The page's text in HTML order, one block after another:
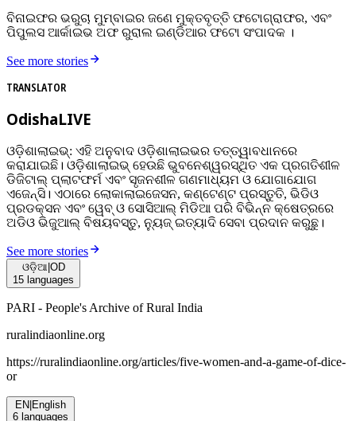
ବିନାଇଫର ଭରୁଚା ମୁମ୍ବାଇର ଜଣେ ମୁକ୍ତବୃତ୍ତି ଫଟୋଗ୍ରାଫର, ଏବଂ
ପିପୁଲସ ଆର୍କାଇଭ ଅଫ ରୁରାଲ ଇଣ୍ଡିଆର ଫଟୋ ସଂପାଦକ ।
See more stories
TRANSLATOR
OdishaLIVE
ଓଡ଼ିଶାଲାଇଭ୍: ଏହି ଅନୁବାଦ ଓଡ଼ିଶାଲାଇଭର ତତ୍ତ୍ୱାବଧାନରେ
କରାଯାଇଛି। ଓଡ଼ିଶାଲାଇଭ୍ ହେଉଛି ଭୁବନେଶ୍ୱରସ୍ଥିତ ଏକ ପ୍ରଗତିଶୀଳ
ଡିଜିଟାଲ୍ ପ୍ଲାଟଫର୍ମ ଏବଂ ସୃଜନଶୀଳ ଗଣମାଧ୍ୟମ ଓ ଯୋଗାଯୋଗ
ଏଜେନ୍ସି। ଏଠାରେ ଲୋକାଲାଇଜେସନ, କଣ୍ଟେଣ୍ଟ ପ୍ରସ୍ତୁତି, ଭିଡିଓ
ପ୍ରଡକ୍ସନ ଏବଂ ୱେବ୍ ଓ ସୋସିଆଲ୍ ମିଡିଆ ପରି ବିଭିନ୍ନ କ୍ଷେତ୍ରରେ
ଅଡିଓ ଭିଜୁଆଲ୍‌ ବିଷୟବସ୍ତୁ, ନ୍ୟୁଜ୍ ଇତ୍ୟାଦି ସେବା ପ୍ରଦାନ କରୁଛୁ।
See more stories
ଓଡ଼ିଆ OD
15 languages
PARI - People's Archive of Rural India
ruralindiaonline.org
https://ruralindiaonline.org/articles/five-women-and-a-game-of-dice-
or
EN English
6 languages